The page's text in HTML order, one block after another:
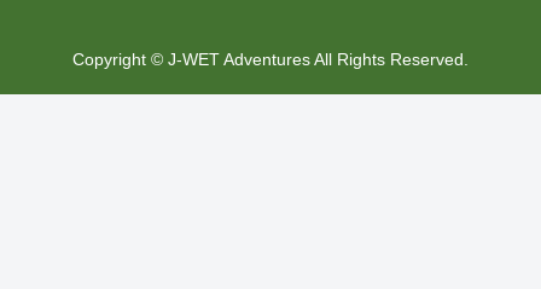
Copyright © J-WET Adventures All Rights Reserved.